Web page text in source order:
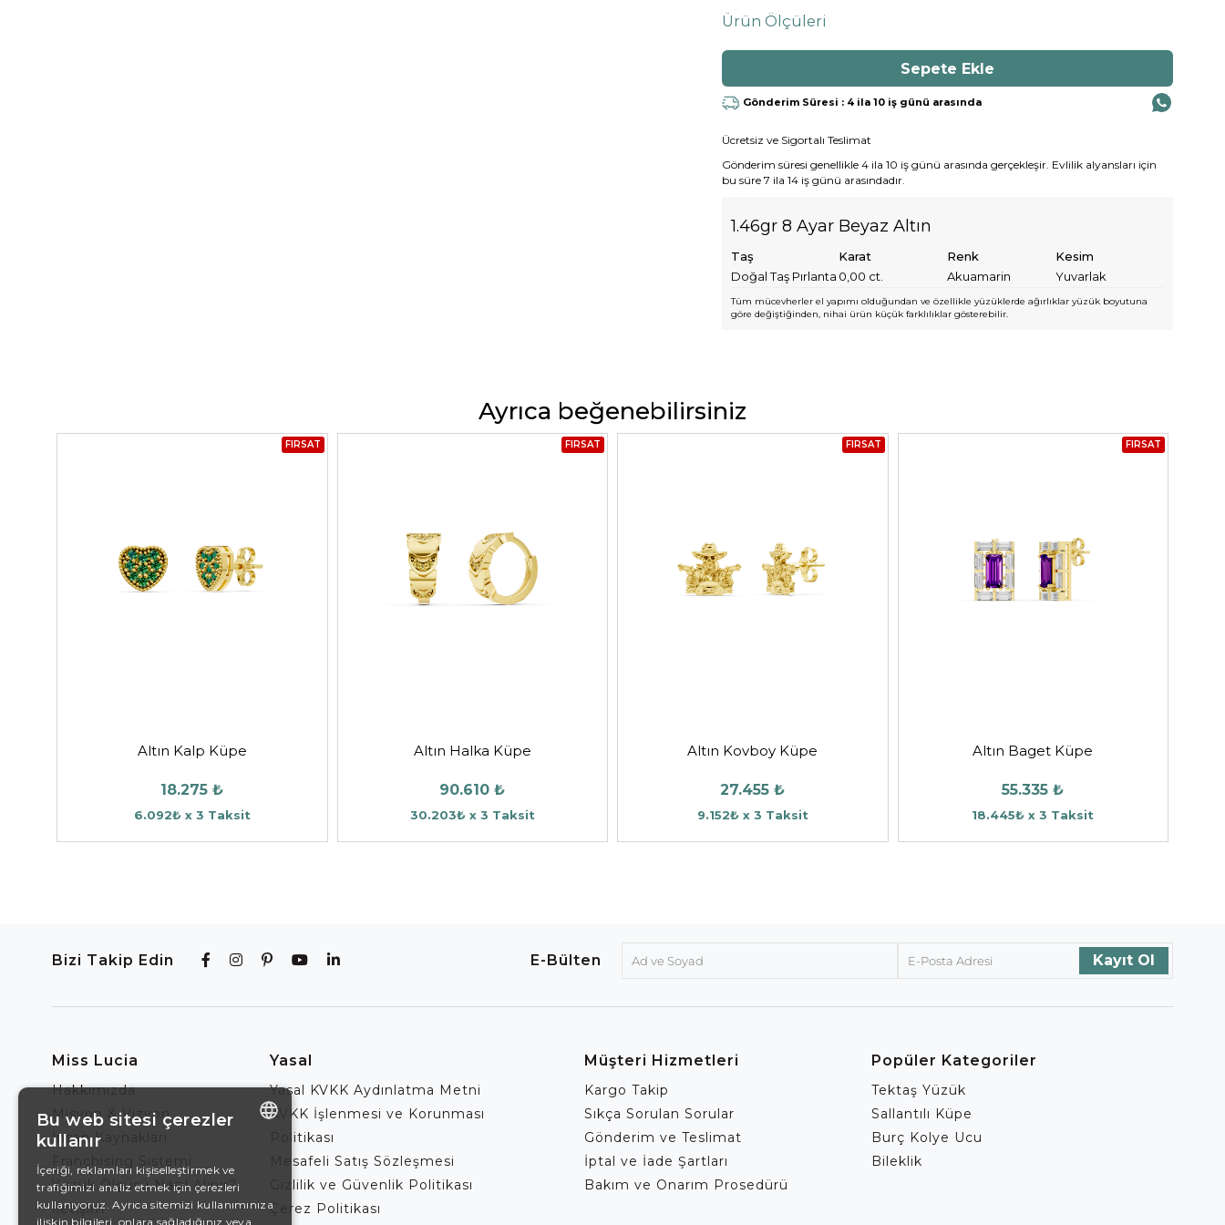
Ürün Ölçüleri
Gönderim Süresi : 4 ila 10 iş günü arasında
Ücretsiz ve Sigortalı Teslimat
Gönderim süresi genellikle 4 ila 10 iş günü arasında gerçekleşir. Evlilik alyansları için
bu süre 7 ila 14 iş günü arasındadır.
1.46gr 8 Ayar Beyaz Altın
Taş Karat Renk
Kesim
Doğal Taş Pırlanta 0,00 ct. Akuamarin Yuvarlak
Tüm mücevherler el yapımı olduğundan ve özellikle yüzüklerde ağırlıklar yüzük boyutuna
göre değiştiğinden, nihai ürün küçük farklılıklar gösterebilir.
Ayrıca beğenebilirsiniz
FIRSAT
Altın Kalp Küpe
18.275 ₺
6.092₺ x 3 Taksit
FIRSAT
Altın Halka Küpe
90.610 ₺
30.203₺ x 3 Taksit
FIRSAT
Altın Kovboy Küpe
27.455 ₺
9.152₺ x 3 Taksit
FIRSAT
Altın Baget Küpe
55.335 ₺
18.445₺ x 3 Taksit
Bizi Takip Edin E-Bülten
Miss Lucia
Hakkımızda
Misyon & Vizyon
İnsan Kaynakları
Yüzük Ölçüsü Nasıl Alınır?
İletişim
Yasal
Yasal KVKK Aydınlatma Metni
KVKK İşlenmesi ve Korunması
Politikası
Mesafeli Satış Sözleşmesi
Gizlilik ve Güvenlik Politikası
Çerez Politikası
Müşteri Hizmetleri
Kargo Takip
Sıkça Sorulan Sorular
Gönderim ve Teslimat
İptal ve İade Şartları
Bakım ve Onarım Prosedürü
Popüler Kategoriler
Tektaş Yüzük
Sallantılı Küpe
Burç Kolye Ucu
Bileklik
DE
EN
Bu web sitesi çerezler
kullanır
İçeriği, reklamları kişiselleştirmek ve
trafiğimizi analiz etmek için çerezleri
kullanıyoruz. Ayrıca sitemizi kullanımınıza
ilişkin bilgileri, onlara sağladığınız veya